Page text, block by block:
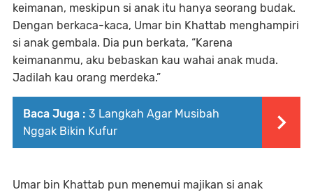
keimanan, meskipun si anak itu hanya seorang budak.
Dengan berkaca-kaca, Umar bin Khattab menghampiri
si anak gembala. Dia pun berkata, “Karena
keimananmu, aku bebaskan kau wahai anak muda.
Jadilah kau orang merdeka.”
Baca Juga : 3 Langkah Agar Musibah
Nggak Bikin Kufur
Umar bin Khattab pun menemui majikan si anak